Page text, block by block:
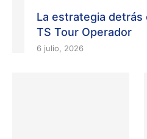
La estrategia detrás
TS Tour Operador
6 julio, 2026